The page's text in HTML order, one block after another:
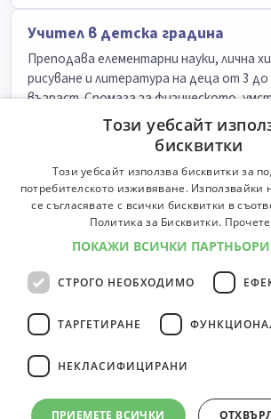
Учител в детска градина
Преподава елементарни науки, лична
рисуване и литература на деца от 3
възраст. Спомага за физическото,
социално развитие на децата.
Специалности:12
Университети
Детски учител
Планира, подготвя и провежда
Класификатор:6000Университети:5
професии
Този уебсайт
бисквитки
Този уебсайт използва бисквитки за
потребителското изживяване. Използвайки
се съгласявате с всички бисквитки в
Политика за Бисквитки.
ПОКАЖИ ВСИЧКИ ПАРТНЬОРИ
СТРОГО НЕОБХОДИМО
ТАРГЕТИРАНЕ
НЕКЛАСИФИЦИРАНИ
ПРИЕМЕТЕ ВСИЧКИ